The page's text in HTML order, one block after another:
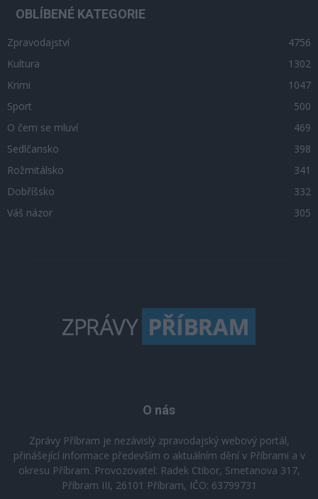
OBLÍBENÉ KATEGORIE
Zpravodajství
4756
Kultura
1302
Krimi
1047
Sport
500
O čem se mluví
469
Sedlčansko
398
Rožmitálsko
341
Dobříšsko
332
Váš názor
305
O nás
Zprávy Příbram je nezávislý zpravodajský webový portál,
přinášející informace především o aktuálním dění v Příbrami a v
okresu Příbram. Provozovatel: Radek Ctibor, Smetanova 317,
Příbram III, 26101 Příbram, IČO: 63799731